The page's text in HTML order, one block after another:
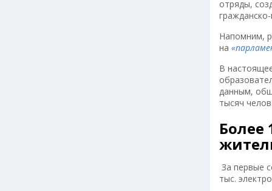
отряды,
Напомним,
на
В
данным,
тысяч
Более
За первые
тыс.